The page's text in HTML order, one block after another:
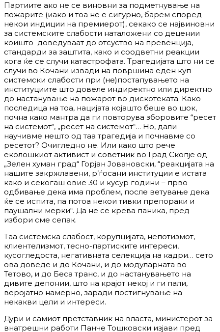
Партиите ако не се виновни за подметнување на
пожарите (иако и тоа не е сигурно, барем според
некои индиции на премиерот), секако се највиновни
за системските слабости наталожени со децении
коишто доведуваат до отсуство на превенција,
стандарди за заштита, како и соодветни реакции
кога ќе се случи катастрофата. Трагедијата што ни се
случи во Кочани извади на површина еден куп
системски слабости при (не)постапувањето на
институциите што довеле индиректно или директно
до настанување на пожарот во дискотеката. Како
последица на тоа, нацијата којашто беше во шок,
почна како мантра да ги повторува зборовите “ресет
на системот“, „ресет на системот“… Но, дали
научивме нешто од таа трагедија и почнавме со
ресетот? Очигледно не. Или како што рече
еколошкиот активист и советник во Град Скопје од
„Зелен хуман град“ Горјан Јовановски, “реакцијата на
нашите закржлавени, р’ѓосани институции е истата
како и секогаш овие 30 и кусур години – прво
одбивање дека има проблем, после ветување дека
ќе се испита, па потоа некои тивки препораки и
паушални мерки“. Да не се крева паника, пред
избори сме сепак.
Таа системска слабост, корупцијата, непотизмот,
клиентелизмот, тесно-партиските интереси,
кусогледоста, негативната селекција на кадри… сето
ова доведе и до Кочани, и до модуларната во
Тетово, и до Беса транс, и до настанувањето на
дивите депонии, што на крајот некој и ги пали,
веројатно намерно, заради постигнување на
некакви цели и интереси.
Дури и самиот претставник на власта, министерот за
внатрешни работи Панче Тошковски изјави пред